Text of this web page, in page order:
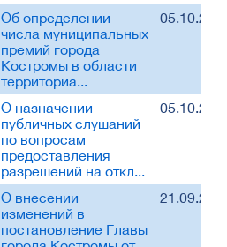
Об определении
числа муниципальных
премий города
Костромы в области
территориа...
О назначении
публичных слушаний
по вопросам
предоставления
разрешений на откл...
О внесении
изменений в
постановление Главы